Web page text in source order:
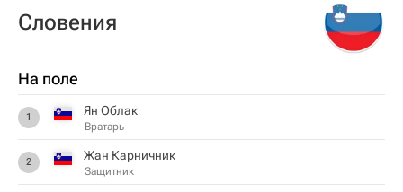
Словения
На поле
1 Ян Облак
Вратарь
2 Жан Карничник
Защитник